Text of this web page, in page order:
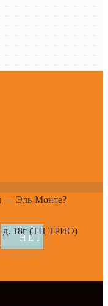
— Эль-Монте?
д. 18г (ТЦ ТРИО)